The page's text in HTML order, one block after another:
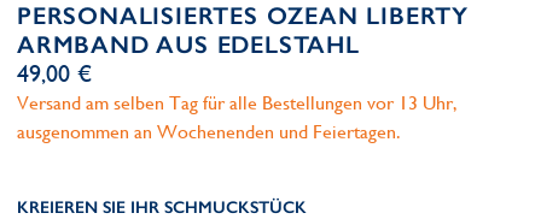
PERSONALISIERTES OZEAN LIBERTY
ARMBAND AUS EDELSTAHL
49,00 €
Versand am selben Tag für alle Bestellungen vor 13 Uhr,
ausgenommen an Wochenenden und Feiertagen.
KREIEREN SIE IHR SCHMUCKSTÜCK